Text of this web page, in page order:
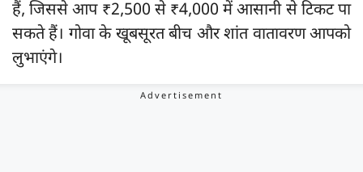
हैं, जिससे आप ₹2,500 से ₹4,000 में आसानी से टिकट पा
सकते हैं। गोवा के खूबसूरत बीच और शांत वातावरण आपको
लुभाएंगे।